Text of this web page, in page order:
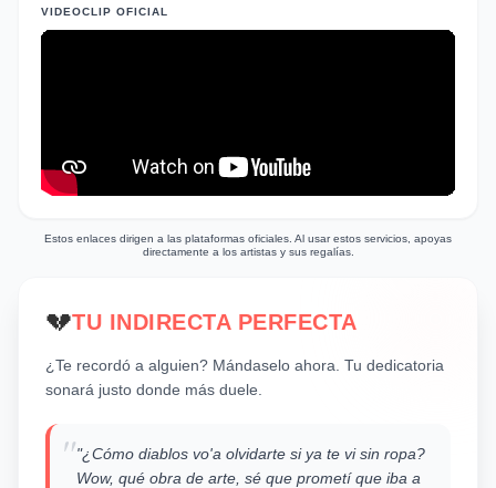
realidades cotidianas de la juventud actual
honesta y reconocible para muchos,
mezclando la dependencia emocional con
modernas.
VIDEOCLIP OFICIAL
Estos enlaces dirigen a las plataformas oficiales. Al usar estos servicios, apoyas
directamente a los artistas y sus regalías.
💔TU INDIRECTA PERFECTA
¿Te recordó a alguien? Mándaselo ahora. Tu dedicatoria
sonará justo donde más duele.
""¿Cómo diablos vo'a olvidarte si ya te vi sin ropa?
Wow, qué obra de arte, sé que prometí que iba a